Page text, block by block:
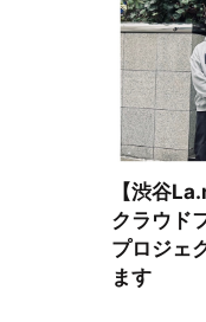
【渋谷
クラウド
プロジェ
ます